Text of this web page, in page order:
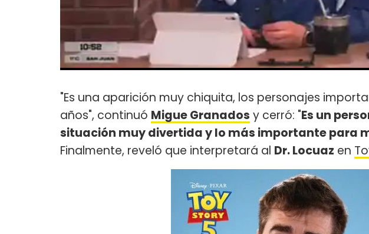
"Es una aparición muy chiquita, los personajes
años", continuó Migue Granados y cerró: "Es un
situación muy divertida y lo más importante para
Finalmente, reveló que interpretará al Dr. Locuaz en